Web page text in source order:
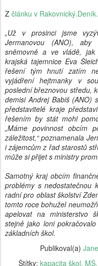
Z článku v
„Už v prosinci jsme
Jermanovou (ANO), aby
sněmovně a ve vládě, jak
krajská tajemnice Eva
řešení tým hnutí zatím
vyjádření hejtmanky v
poslední březnovou středu,
demisi Andrej Babiš (ANO)
představitelé kraje
řešením by stát mohl
„Máme povinnost obcím
záležitost,“ poznamenala
i zájemcům z řad starostů
může si přijet s ministry
Samotný kraj obcím
problémy s nedostatečnou
radní pro oblast školství
tomto roce bohužel
apelovat na ministerstvo
stejně jako loni
základních škol.
Publikoval(a)
Štítky: kapacita škol MŠ